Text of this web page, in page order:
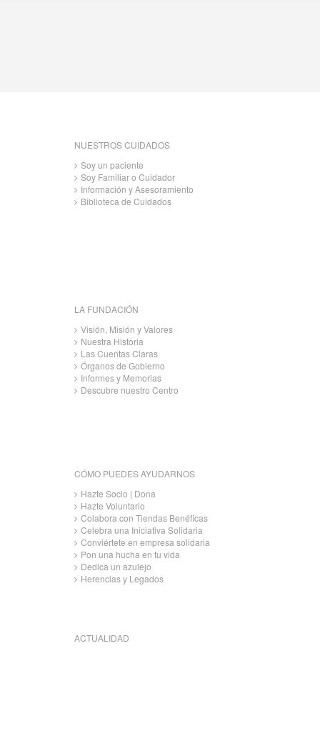
NUESTROS CUIDADOS
Soy un paciente
Soy Familiar o Cuidador
Información y Asesoramiento
Biblioteca de Cuidados
LA FUNDACIÓN
Visión, Misión y Valores
Nuestra Historia
Las Cuentas Claras
Órganos de Gobierno
Informes y Memorias
Descubre nuestro Centro
CÓMO PUEDES AYUDARNOS
Hazte Socio | Dona
Hazte Voluntario
Colabora con Tiendas Benéficas
Celebra una Iniciativa Solidaria
Conviértete en empresa solidaria
Pon una hucha en tu vida
Dedica un azulejo
Herencias y Legados
ACTUALIDAD